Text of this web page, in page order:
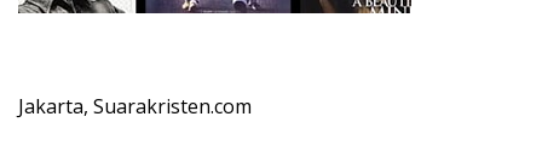
Jakarta, Suarakristen.com